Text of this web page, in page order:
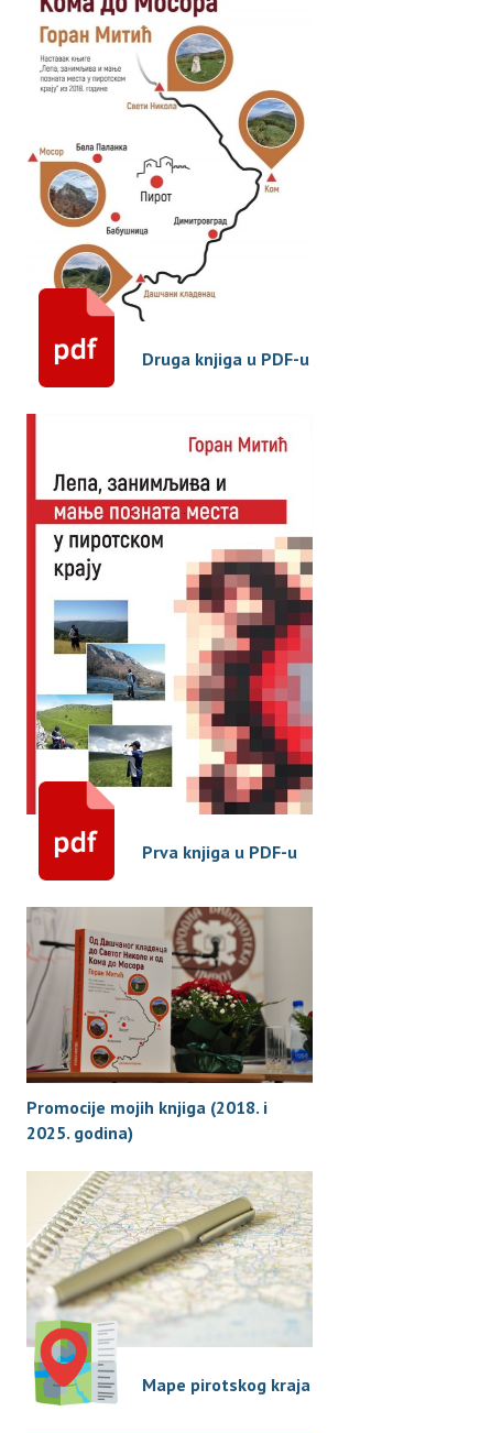
Druga knjiga u PDF-u
Prva knjiga u PDF-u
Promocije mojih knjiga (2018. i
2025. godina)
Mape pirotskog kraja